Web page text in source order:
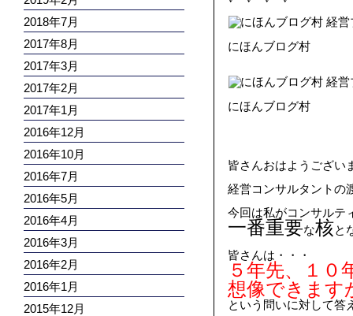
2018年7月
2017年8月
2017年3月
2017年2月
2017年1月
2016年12月
2016年10月
2016年7月
2016年5月
2016年4月
2016年3月
2016年2月
2016年1月
2015年12月
にほんブログ村
にほんブログ村
皆さんおはようござい
経営コンサルタントの
今回は私がコンサルテ
一番重要な核と
皆さんは・・・
５年先、１
想像できます
という問いに対して答